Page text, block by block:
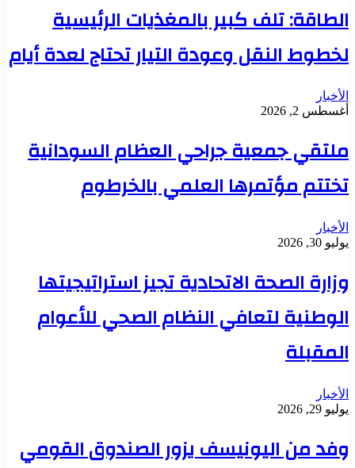
الطاقة: تلف كبير بالمغذيات الرئيسية
لخطوط النقل وعودة التيار تحتاج لعدة أيام
الأخبار
أغسطس 2, 2026
ملتقي جمعية جراحي العظام السودانية
تختتم مؤتمرها العلمي بالخرطوم
الأخبار
يوليو 30, 2026
وزارة الصحة الاتحادية تجيز استراتيجيتها
الوطنية لتعافي النظام الصحي للأعوام
المقبلة
الأخبار
يوليو 29, 2026
وفد من اليونيسف يزور الصندوق القومي